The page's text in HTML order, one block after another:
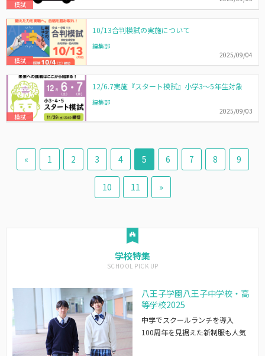
模試
模試
10/13合判模試の実施について
編集部
2025/09/04
模試
12/6.7実施『スタート模試』小学3～5年生対象
編集部
2025/09/03
« 1 2 3 4 5 6 7 8 9
10 11 »
学校特集
八王子学園八王子中学校・高
等学校2025
中学でスクールランチを導入
100周年を見据えた新制服も人気